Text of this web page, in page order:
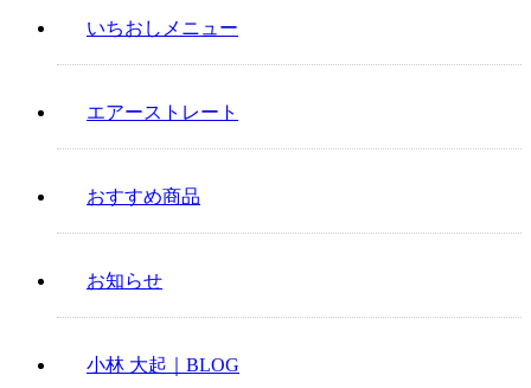
いちおしメニュー
エアーストレート
おすすめ商品
お知らせ
小林 大起｜BLOG